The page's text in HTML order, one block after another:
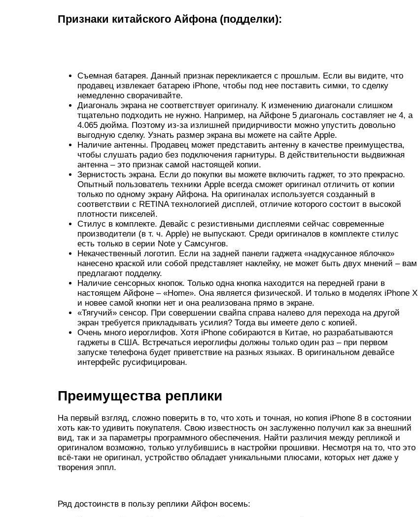
Признаки китайского Айфона (подделки):
Съемная батарея. Данный признак перекликается с прошлым. Если вы видите, что
продавец извлекает батарею iPhone, чтобы под нее поставить симки, то сделку
немедленно сворачивайте.
Диагональ экрана не соответствует оригиналу. К изменению диагонали слишком
тщательно подходить не нужно. Например, на Айфоне 5 диагональ составляет не 4, а
4.065 дюйма. Поэтому из-за излишней придирчивости можно упустить довольно
выгодную сделку. Узнать размер экрана вы можете на сайте Apple.
Наличие антенны. Продавец может представить антенну в качестве преимущества,
чтобы слушать радио без подключения гарнитуры. В действительности выдвижная
антенна – это признак самой настоящей копии.
Зернистость экрана. Если до покупки вы можете включить гаджет, то это прекрасно.
Опытный пользователь техники Apple всегда сможет оригинал отличить от копии
только по одному экрану Айфона. На оригиналах используется созданный в
соответствии с RETINA технологией дисплей, отличие которого состоит в высокой
плотности пикселей.
Стилус в комплекте. Девайс с резистивными дисплеями сейчас современные
производители (в т. ч. Apple) не выпускают. Среди оригиналов в комплекте стилус
есть только в серии Note у Самсунгов.
Некачественный логотип. Если на задней панели гаджета «надкусанное яблочко»
нанесено краской или собой представляет наклейку, не может быть двух мнений – вам
предлагают подделку.
Наличие сенсорных кнопок. Только одна кнопка находится на передней грани в
настоящем Айфоне – «Home». Она является физической. И только в моделях iPhone X
и новее самой кнопки нет и она реализована прямо в экране.
«Тягучий» сенсор. При совершении свайпа справа налево для перехода на другой
экран требуется прикладывать усилия? Тогда вы имеете дело с копией.
Очень много иероглифов. Хотя iPhone собираются в Китае, но разрабатываются
гаджеты в США. Встречаться иероглифы должны только один раз – при первом
запуске телефона будет приветствие на разных языках. В оригинальном девайсе
интерфейс русифицирован.
Преимущества реплики
На первый взгляд, сложно поверить в то, что хоть и точная, но копия iPhone 8 в состоянии
хоть как-то удивить покупателя. Свою известность он заслуженно получил как за внешний
вид, так и за параметры программного обеспечения. Найти различия между репликой и
оригиналом возможно, только углубившись в настройки прошивки. Несмотря на то, что это
всё-таки не оригинал, устройство обладает уникальными плюсами, которых нет даже у
творения эппл.
Ряд достоинств в пользу реплики Айфон восемь: